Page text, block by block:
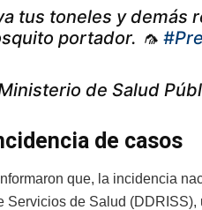
tus toneles y demás
portador. 🦟
de Salud
de casos
que, la incidencia
Servicios de Salud